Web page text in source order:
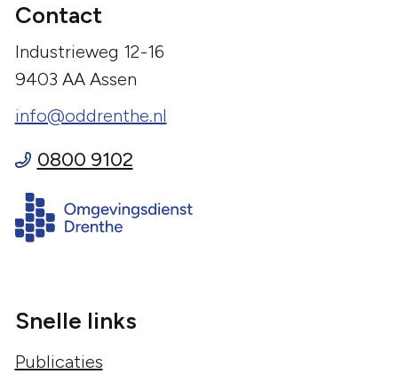
Contact
Industrieweg 12-16
9403 AA Assen
info@oddrenthe.nl
0800 9102
Snelle links
Publicaties